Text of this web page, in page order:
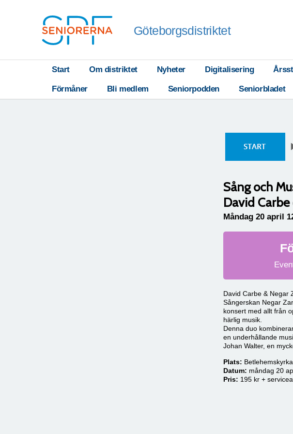
Göteborgsdistriktet
Start Om distriktet Nyheter Digitalisering
Förmåner Bli medlem Seniorpodden Seniorbladet
Sång och
David
Måndag 20 april
David Carbe & Negar
Sångerskan Negar
konsert med allt från
härlig musik.
Denna duo
en underhållande
Johan Walter, en
Plats:
Datum: måndag 20
Pris: 195 kr +